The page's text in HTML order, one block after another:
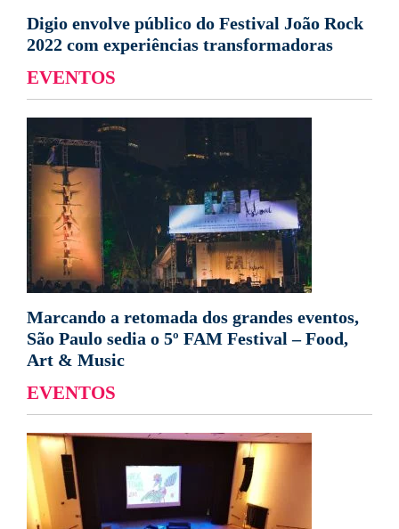
Digio envolve público do Festival João Rock
2022 com experiências transformadoras
EVENTOS
Marcando a retomada dos grandes eventos,
São Paulo sedia o 5º FAM Festival – Food,
Art & Music
EVENTOS